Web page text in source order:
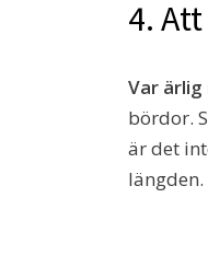
4.
Var
bördor.
är det
längden.